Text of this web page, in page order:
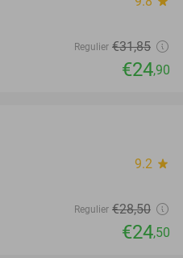
Regulier €31,85
€24,90
9.2 star
Regulier €28,50
€24,50